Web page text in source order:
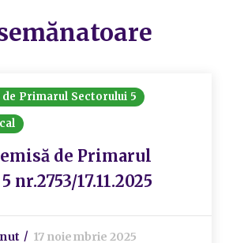
Primarul Sectorului 5
de Primarul
nr.2753/17.11.2025
17 noiembrie 2025